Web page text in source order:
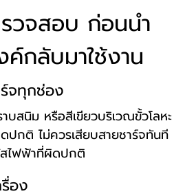
วจสอบ ก่อนนำ
กลับมาใช้งาน
จทุกช่อง
บสนิม หรือสีเขียวบริเวณขั้วโลหะ
ปกติ ไม่ควรเสียบสายชาร์จทันที
สไฟฟ้าที่ผิดปกติ
อง